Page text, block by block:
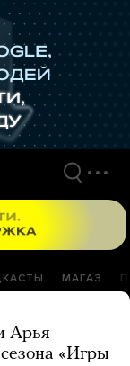
МАГАЗ
Арья
«Игры